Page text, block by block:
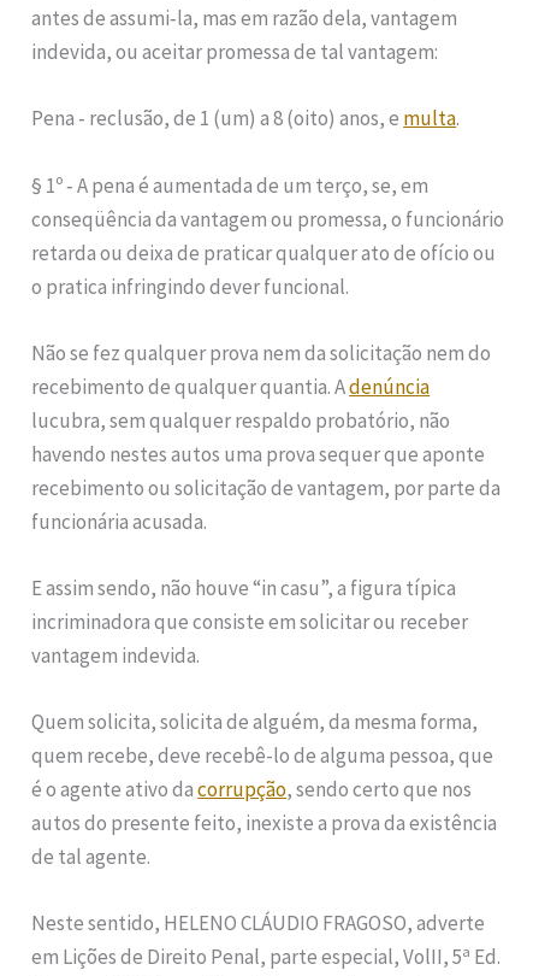
antes de assumi‑la, mas em razão dela, vantagem
indevida, ou aceitar promessa de tal vantagem:
Pena ‑ reclusão, de 1 (um) a 8 (oito) anos, e multa.
§ 1º ‑ A pena é aumentada de um terço, se, em
conseqüência da vantagem ou promessa, o funcionário
retarda ou deixa de praticar qualquer ato de ofício ou
o pratica infringindo dever funcional.
Não se fez qualquer prova nem da solicitação nem do
recebimento de qualquer quantia. Adenúncia
lucubra, sem qualquer respaldo probatório, não
havendo nestes autos uma prova sequer que aponte
recebimento ou solicitação de vantagem, por parte da
funcionária acusada.
E assim sendo, não houve “in casu”, a figura típica
incriminadora que consiste em solicitar ou receber
vantagem indevida.
Quem solicita, solicita de alguém, da mesma forma,
quem recebe, deve recebê-lo de alguma pessoa, que
é o agente ativo dacorrupção, sendo certo que nos
autos do presente feito, inexiste a prova da existência
de tal agente.
Neste sentido, HELENO CLÁUDIO FRAGOSO, adverte
em Lições de Direito Penal, parte especial, VolII, 5a Ed.